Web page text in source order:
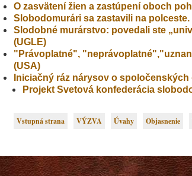
O zasvätení žien a zastúpení oboch
Slobodomurári sa zastavili na polceste.
Slodobné murárstvo: povedali ste
(UGLE)
"Právoplatné",
(USA)
Iniciačný ráz nárysov o spoločenských
Projekt Svetová konfederácia
Vstupná strana VÝZVA Úvahy Objasnenie